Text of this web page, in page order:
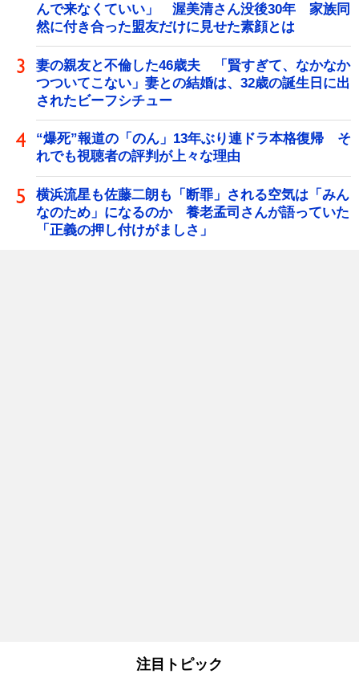
んで来なくていい」 渥美清さん没後30年 家族同
然に付き合った盟友だけに見せた素顔とは
妻の親友と不倫した46歳夫 「賢すぎて、なかなか
つついてこない」妻との結婚は、32歳の誕生日に出
されたビーフシチュー
“爆死”報道の「のん」13年ぶり連ドラ本格復帰 そ
れでも視聴者の評判が上々な理由
横浜流星も佐藤二朗も「断罪」される空気は「みん
なのため」になるのか 養老孟司さんが語っていた
「正義の押し付けがましさ」
注目トピック